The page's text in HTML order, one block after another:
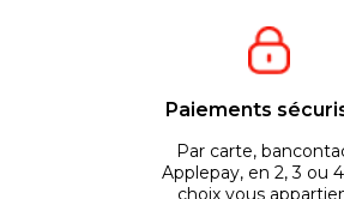
Paiements
Par carte,
Applepay, en 2, 3 ou
choix vous